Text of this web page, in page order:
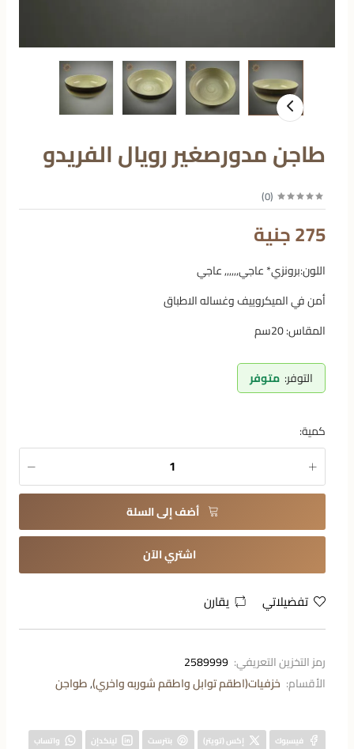
طاجن مدورصغير رويال الفريدو
(
0
)
275 جنية
اللون:برونزي* عاجي,,,,,, عاجي
أمن في الميكروييف وغساله الاطباق
المقاس: 20سم
التوفر: متوفر
كمية:
أضف إلى السلة
اشتري الآن
تفضيلاتي يقارن
رمز التخزين التعريفي: 2589999
الأقسام: خزفيات(اطقم توابل واطقم شوربه واخري),طواجن
فيسبوك إكس (تويتر) بنترست لينكدإن
واتساب